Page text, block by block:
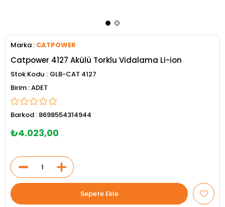
Marka : CATPOWER
Catpower 4127 Akülü Torklu Vidalama Li-ion
Stok Kodu
GLB-CAT 4127
ADET
Barkod : 8698554314944
₺4.023,00